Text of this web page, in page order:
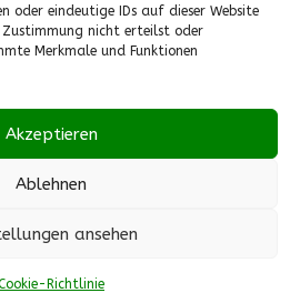
oder eindeutige IDs auf dieser Website
Zustimmung nicht erteilst oder
Merkmale und Funktionen
Akzeptieren
Ablehnen
ansehen
Richtlinie